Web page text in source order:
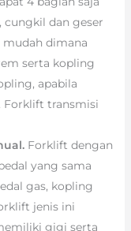
dan geser
mudah dimana
serta kopling
apabila
Forklift transmisi
Forklift dengan
yang sama
gas, kopling
jenis ini
gigi serta